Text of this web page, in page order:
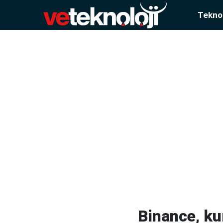
Binance,